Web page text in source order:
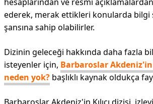
ederek, merak ettikleri konularda bilgi
şansına sahip olabilirler.
Dizinin geleceği hakkında daha fazla
isteyenler için, Barbaroslar Akdeniz'in
neden yok? başlıklı kaynak oldukça